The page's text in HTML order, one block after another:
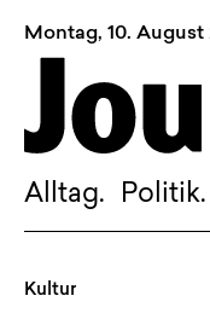
Montag, 10. August
Alltag. Politik.
Kultur